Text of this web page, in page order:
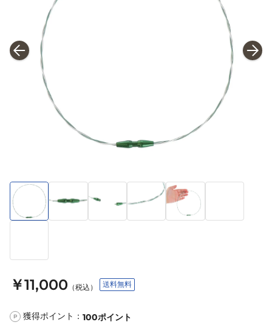
￥11,000 （税込） 送料無料
P 獲得ポイント： 100ポイント